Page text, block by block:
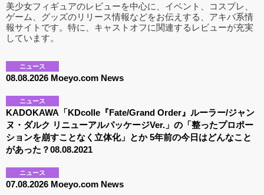
美少女フィギュアのレビューを中心に、イベント、コスプレ、
ゲーム、グッズのリリース情報などをお伝えする、アキバ系情
報サイトです。特に、キャストオフに関連するレビューが充実
しています。
ニュース
08.08.2026 Moeyo.com News
ニュース
KADOKAWA「KDcolle『Fate/Grand Order』ルーラー/ジャン
ヌ・ダルク リニューアルパッケージVer.」の「整ったプロポー
ションを崩すことなく立体化」とか 5年前の今日はどんなこと
があった？08.08.2021
ニュース
07.08.2026 Moeyo.com News